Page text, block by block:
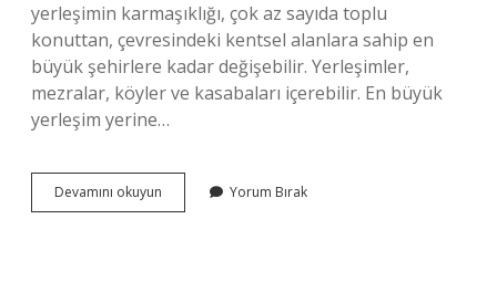
yerleşimin karmaşıklığı, çok az sayıda toplu
konuttan, çevresindeki kentsel alanlara sahip en
büyük şehirlere kadar değişebilir. Yerleşimler,
mezralar, köyler ve kasabaları içerebilir. En büyük
yerleşim yerine…
Devamını okuyun Yerleşim
Yerine
Yorum Bırak